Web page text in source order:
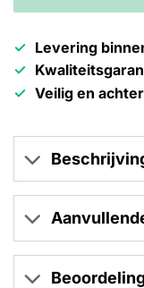
Levering
Veilig en